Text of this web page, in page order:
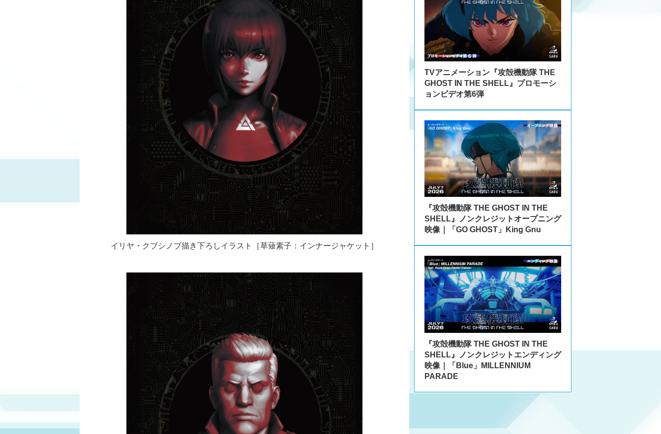
イリヤ・クブシノブ描き下ろしイラスト［草薙素子：インナージャケット］
TVアニメーション『攻殻機動隊 THE
GHOST IN THE SHELL』プロモーシ
ョンビデオ第6弾
『攻殻機動隊 THE GHOST IN THE
SHELL』ノンクレジットオープニング
映像｜「GO GHOST」King Gnu
『攻殻機動隊 THE GHOST IN THE
SHELL』ノンクレジットエンディング
映像｜「Blue」MILLENNIUM
PARADE